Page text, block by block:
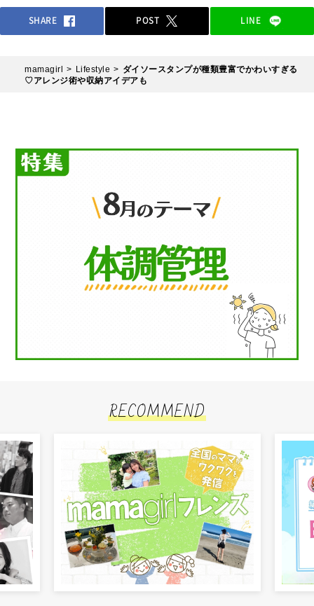
SHARE POST LINE
mamagirl Lifestyle
ダイソースタンプが種類豊富でかわいすぎる
♡アレンジ術や収納アイデアも
RECOMMEND